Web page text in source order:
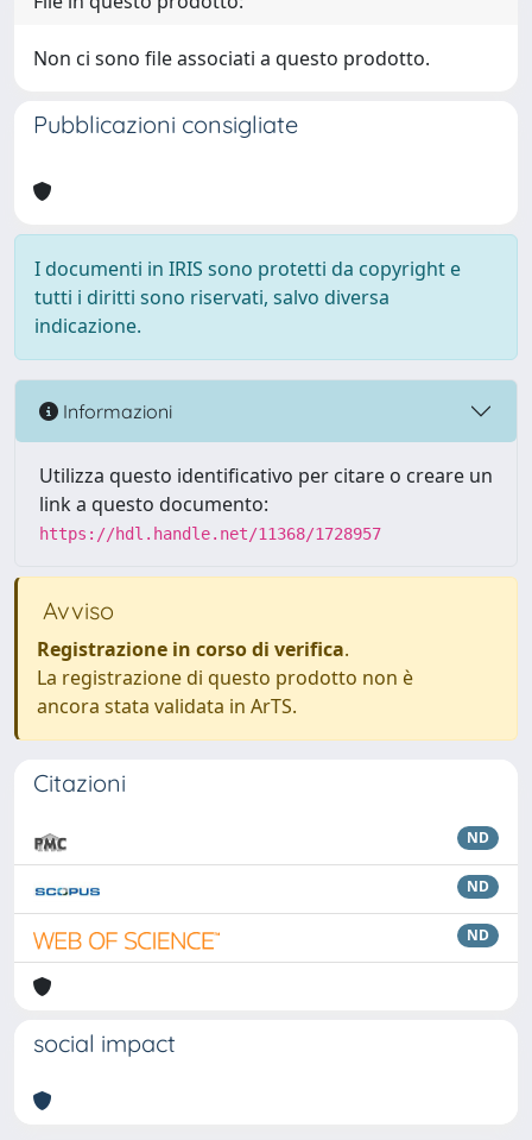
Non ci sono file associati a questo prodotto.
Pubblicazioni consigliate
I documenti in IRIS sono protetti da copyright e
tutti i diritti sono riservati, salvo diversa
indicazione.
Informazioni
Utilizza questo identificativo per citare o creare un
link a questo documento:
https://hdl.handle.net/11368/1728957
Avviso
Registrazione in corso di verifica.
La registrazione di questo prodotto non è
ancora stata validata in ArTS.
Citazioni
ND
ND
ND
social impact